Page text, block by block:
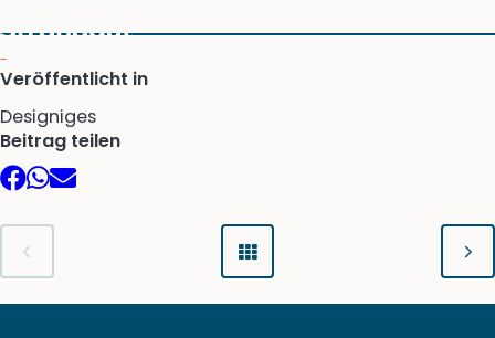
Veröffentlicht in
Designiges
Beitrag teilen
Facebook
WhatsApp
E-